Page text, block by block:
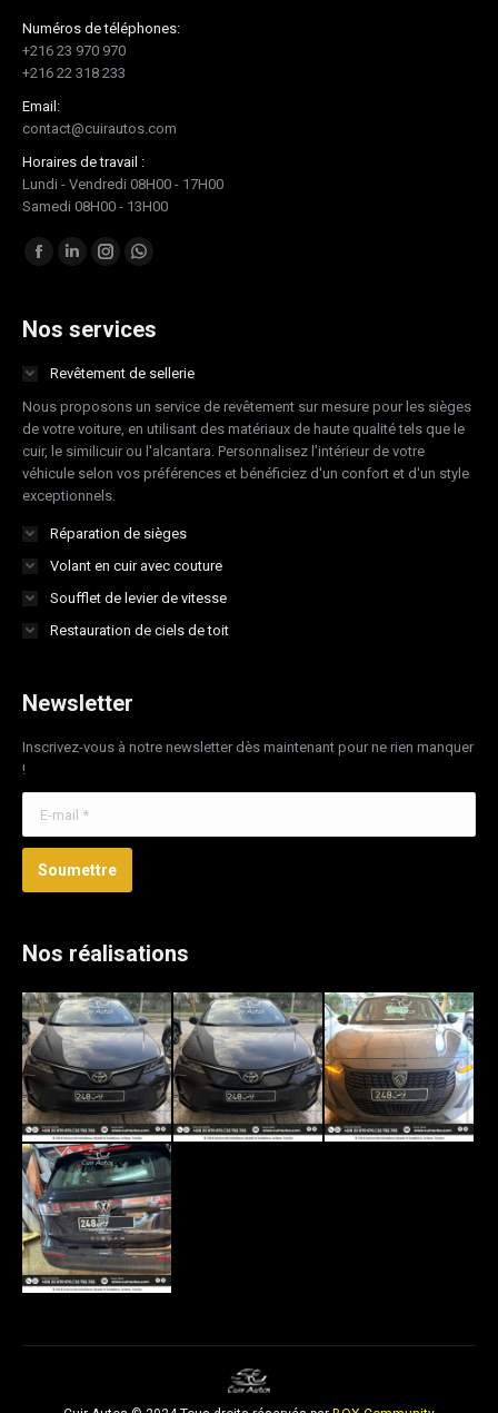
Numéros de téléphones:
+216 23 970 970
+216 22 318 233
Email:
contact@cuirautos.com
Horaires de travail :
Lundi - Vendredi 08H00 - 17H00
Samedi 08H00 - 13H00
Trouvez nous sur :
Facebook
opens
new
window
LinkedIn
opens
new
window
Instagram
opens
new
window
Whatsapp
opens
new
window
Nos services
Revêtement de sellerie
Nous proposons un service de revêtement sur mesure pour les sièges
de votre voiture, en utilisant des matériaux de haute qualité tels que le
cuir, le similicuir ou l'alcantara. Personnalisez l'intérieur de votre
véhicule selon vos préférences et bénéficiez d'un confort et d'un style
exceptionnels.
Réparation de sièges
Volant en cuir avec couture
Soufflet de levier de vitesse
Restauration de ciels de toit
Newsletter
Inscrivez-vous à notre newsletter dès maintenant pour ne rien manquer
!
Soumettre
Nos réalisations